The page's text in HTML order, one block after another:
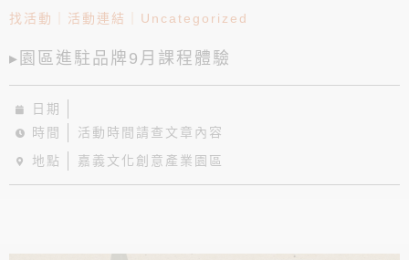
找活動 活動連結 Uncategorized
▸園區進駐品牌9月課程體驗
日期
時間
活動時間請查文章內容
地點
嘉義文化創意產業園區